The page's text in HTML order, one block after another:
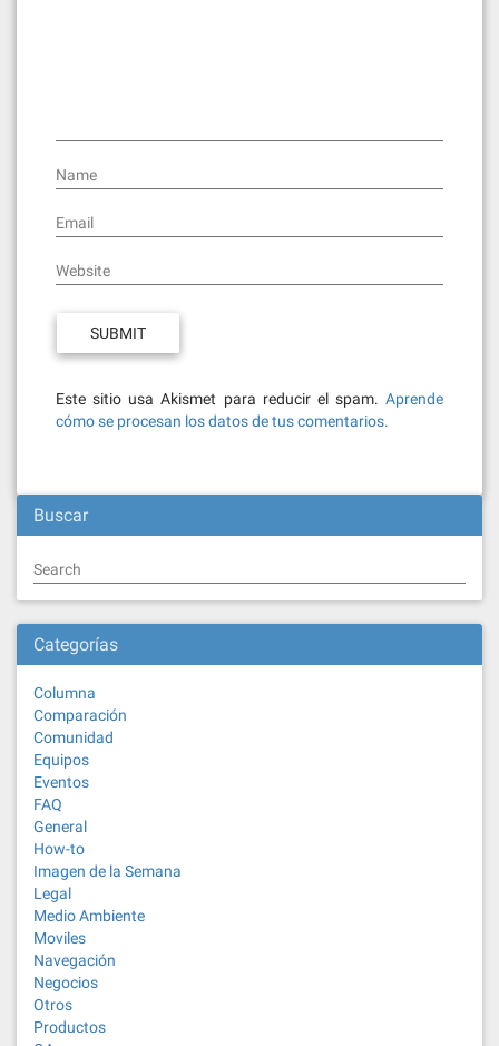
Name
Email
Website
Este sitio usa Akismet para reducir el spam. Aprende
cómo se procesan los datos de tus comentarios.
Buscar
Search
Categorías
Columna
Comparación
Comunidad
Equipos
Eventos
FAQ
General
How-to
Imagen de la Semana
Legal
Medio Ambiente
Moviles
Navegación
Negocios
Otros
Productos